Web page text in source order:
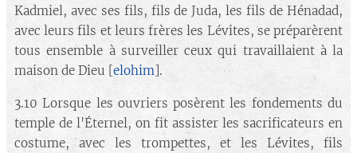
Kadmiel, avec ses fils, fils de Juda, les fils de Hénadad,
avec leurs fils et leurs frères les Lévites, se préparèrent
tous ensemble à surveiller ceux qui travaillaient à la
maison de Dieu [ elohim ].
3.10 Lorsque les ouvriers posèrent les fondements du
temple de l'Éternel, on fit assister les sacrificateurs en
costume, avec les trompettes, et les Lévites, fils